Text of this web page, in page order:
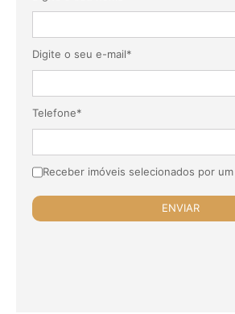
Digite o seu e-mail*
Telefone*
Receber imóveis selecionados por